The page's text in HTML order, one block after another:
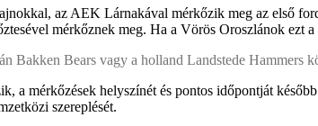
az AEK Lárnakával mérkőzik meg az első
mérkőznek meg. Ha a Vörös Oroszlánok ezt
Bakken Bears vagy a holland Landstede Hammers
a mérkőzések helyszínét és pontos időpontját
szereplését.